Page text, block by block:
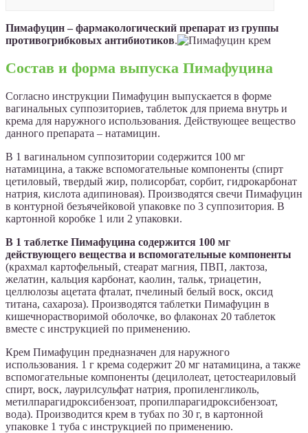
Пимафуцин – фармакологический препарат из группы
противогрибковых антибиотиков.
Состав и форма выпуска Пимафуцина
Согласно инструкции Пимафуцин выпускается в форме
вагинальных суппозиториев, таблеток для приема внутрь и
крема для наружного использования. Действующее вещество
данного препарата – натамицин.
В 1 вагинальном суппозитории содержится 100 мг
натамицина, а также вспомогательные компоненты (спирт
цетиловый, твердый жир, полисорбат, сорбит, гидрокарбонат
натрия, кислота адипиновая). Производятся свечи Пимафуцин
в контурной безъячейковой упаковке по 3 суппозитория. В
картонной коробке 1 или 2 упаковки.
В 1 таблетке Пимафуцина содержится 100 мг
действующего вещества и вспомогательные компоненты
(крахмал картофельный, стеарат магния, ПВП, лактоза,
желатин, кальция карбонат, каолин, тальк, триацетин,
целлюлозы ацетата фталат, пчелиный белый воск, оксид
титана, сахароза). Производятся таблетки Пимафуцин в
кишечнорастворимой оболочке, во флаконах 20 таблеток
вместе с инструкцией по применению.
Крем Пимафуцин предназначен для наружного
использования. 1 г крема содержит 20 мг натамицина, а также
вспомогательные компоненты (децилолеат, цетостеариловый
спирт, воск, лаурилсульфат натрия, пропиленгликоль,
метилпарагидроксибензоат, пропилпарагидроксибензоат,
вода). Производится крем в тубах по 30 г, в картонной
упаковке 1 туба с инструкцией по применению.